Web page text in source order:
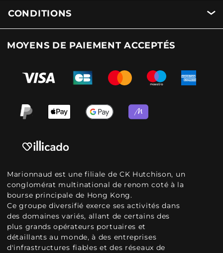
CONDITIONS
MOYENS DE PAIEMENT ACCEPTÉS
Marionnaud est une filiale de CK Hutchison, un
conglomérat multinational de renom coté à la
bourse principale de Hong Kong.
Ce groupe diversifié exerce ses activités dans
des domaines variés, allant de certains des
plus grands opérateurs portuaires et
détaillants au monde, à des entreprises
d'infrastructures fiables et des réseaux de